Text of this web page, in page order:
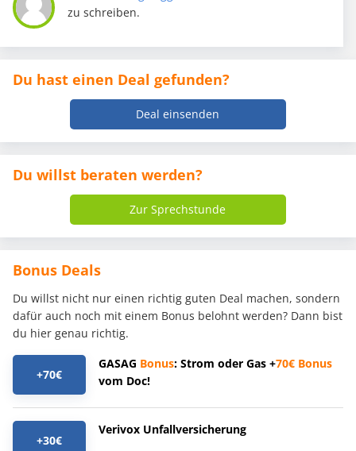
zu schreiben.
Du hast einen Deal gefunden?
Deal einsenden
Du willst beraten werden?
Zur Sprechstunde
Bonus Deals
Du willst nicht nur einen richtig guten Deal machen, sondern
dafür auch noch mit einem Bonus belohnt werden? Dann bist
du hier genau richtig.
+70€
GASAG Bonus: Strom oder Gas +70€ Bonus
vom Doc!
+30€
Verivox Unfallversicherung